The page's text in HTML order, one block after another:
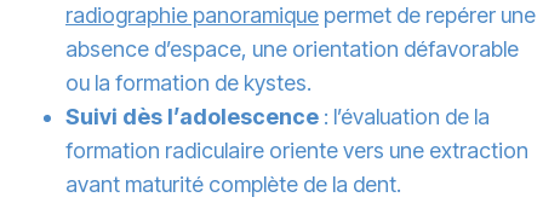
radiographie panoramique permet de repérer une
absence d’espace, une orientation défavorable
ou la formation de kystes.
Suivi dès l’adolescence : l’évaluation de la
formation radiculaire oriente vers une extraction
avant maturité complète de la dent.